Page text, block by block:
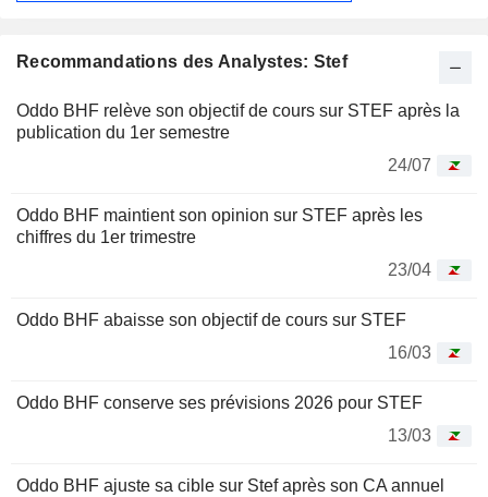
Recommandations des Analystes: Stef
Oddo BHF relève son objectif de cours sur STEF après la
publication du 1er semestre
24/07
Oddo BHF maintient son opinion sur STEF après les
chiffres du 1er trimestre
23/04
Oddo BHF abaisse son objectif de cours sur STEF
16/03
Oddo BHF conserve ses prévisions 2026 pour STEF
13/03
Oddo BHF ajuste sa cible sur Stef après son CA annuel